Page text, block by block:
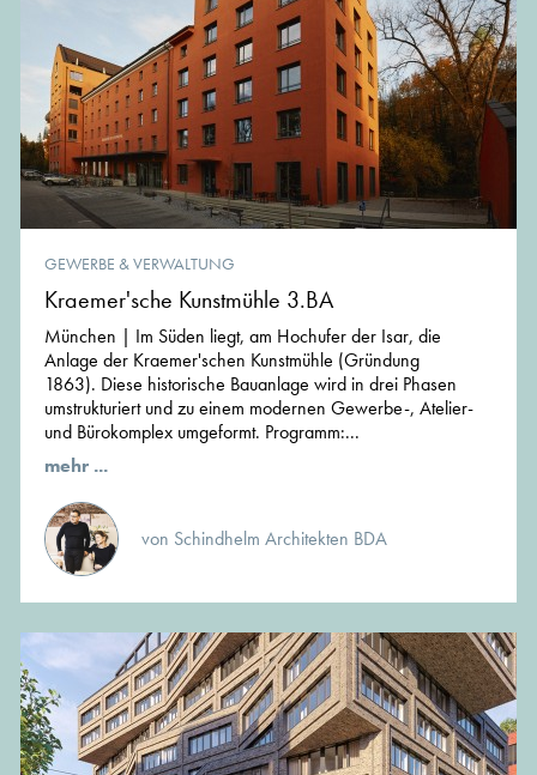
GEWERBE & VERWALTUNG
Kraemer'sche Kunstmühle 3.BA
München | Im Süden liegt, am Hochufer der Isar, die
Anlage der Kraemer'schen Kunstmühle (Gründung
1863). Diese historische Bauanlage wird in drei Phasen
umstrukturiert und zu einem modernen Gewerbe-, Atelier-
und Bürokomplex umgeformt. Programm:...
mehr ...
von Schindhelm Architekten BDA